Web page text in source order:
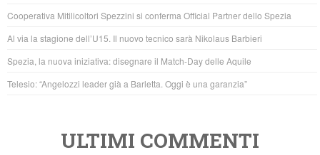
o
o
k
p
p
Cooperativa Mitilicoltori Spezzini si conferma Official Partner dello Spezia
Al via la stagione dell’U15. Il nuovo tecnico sarà Nikolaus Barbieri
Spezia, la nuova iniziativa: disegnare il Match-Day delle Aquile
Telesio: “Angelozzi leader già a Barletta. Oggi è una garanzia”
ULTIMI COMMENTI